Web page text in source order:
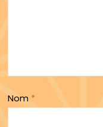
Nom *